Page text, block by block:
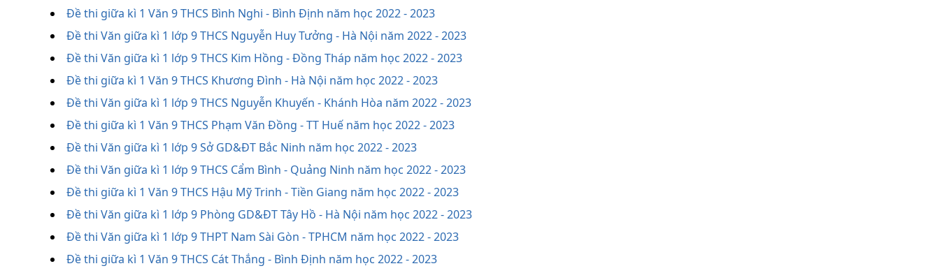
Đề thi giữa kì 1 Văn 9 THCS Bình Nghi - Bình Định năm học 2022 - 2023
Đề thi Văn giữa kì 1 lớp 9 THCS Nguyễn Huy Tưởng - Hà Nội năm 2022 - 2023
Đề thi Văn giữa kì 1 lớp 9 THCS Kim Hồng - Đồng Tháp năm học 2022 - 2023
Đề thi giữa kì 1 Văn 9 THCS Khương Đình - Hà Nội năm học 2022 - 2023
Đề thi Văn giữa kì 1 lớp 9 THCS Nguyễn Khuyến - Khánh Hòa năm 2022 - 2023
Đề thi giữa kì 1 Văn 9 THCS Phạm Văn Đồng - TT Huế năm học 2022 - 2023
Đề thi Văn giữa kì 1 lớp 9 Sở GD&ĐT Bắc Ninh năm học 2022 - 2023
Đề thi Văn giữa kì 1 lớp 9 THCS Cẩm Bình - Quảng Ninh năm học 2022 - 2023
Đề thi giữa kì 1 Văn 9 THCS Hậu Mỹ Trinh - Tiền Giang năm học 2022 - 2023
Đề thi Văn giữa kì 1 lớp 9 Phòng GD&ĐT Tây Hồ - Hà Nội năm học 2022 - 2023
Đề thi Văn giữa kì 1 lớp 9 THPT Nam Sài Gòn - TPHCM năm học 2022 - 2023
Đề thi giữa kì 1 Văn 9 THCS Cát Thắng - Bình Định năm học 2022 - 2023